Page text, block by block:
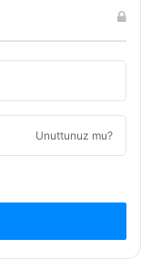
Unuttunuz mu?